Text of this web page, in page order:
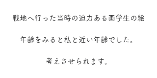
戦地へ行った当時の迫力ある画学生の絵
年齢をみると私と近い年齢でした。
考えさせられます。